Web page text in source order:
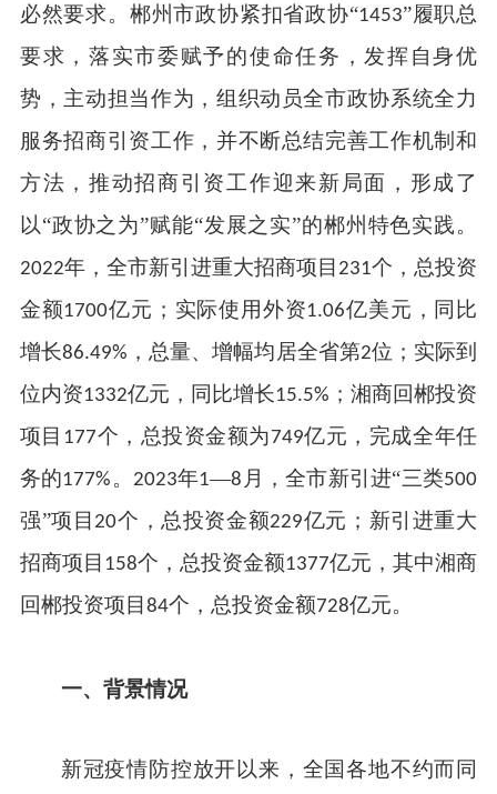
必然要求。郴州市政协紧扣省政协“1453”履职总
要求，落实市委赋予的使命任务，发挥自身优
势，主动担当作为，组织动员全市政协系统全力
服务招商引资工作，并不断总结完善工作机制和
方法，推动招商引资工作迎来新局面，形成了
以“政协之为”赋能“发展之实”的郴州特色实践。
2022年，全市新引进重大招商项目 231个，总投资
金额1700亿元；实际使用外资1.06亿美元，同比
增长86.49% ，总量、增幅均居全省第2位；实际到
位内资1332亿元，同比增长15.5% ；湘商回郴投资
项目 177个，总投资金额为749亿元，完成全年任
务的177% 。 2023年1—8 月，全市新引进“三类500
强”项目 20个，总投资金额229亿元；新引进重大
招商项目 158个，总投资金额1377亿元 ，其中湘商
回郴投资项目 84个，总投资金额728亿元。
一、 背景情况
新冠疫情防控放开以来，全国各地不约而同